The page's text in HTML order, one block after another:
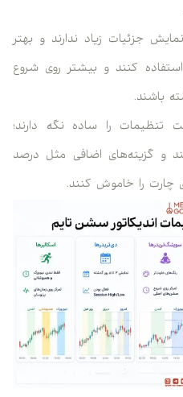
جزئیات زیاد ندارند و بهتر
کنند و بیشتر روی شروع
باشند.
تنظیمات را ساده نگه دارند؛
و گزینه‌های اضافی مثل درصد
چارت را خاموش کنند.